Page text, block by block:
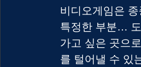
비디오게임은
특정한 부분…
가고 싶은 곳으
를 털어낼 수 있